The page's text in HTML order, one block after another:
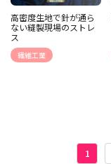
高密度生地で針が通ら
ない縫製現場のストレ
ス
繊維工業
1